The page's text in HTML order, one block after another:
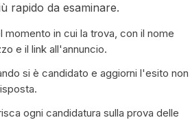
rapido da esaminare.
momento in cui la trova, con il nome
e il link all'annuncio.
si è candidato e aggiorni l'esito non
ogni candidatura sulla prova delle